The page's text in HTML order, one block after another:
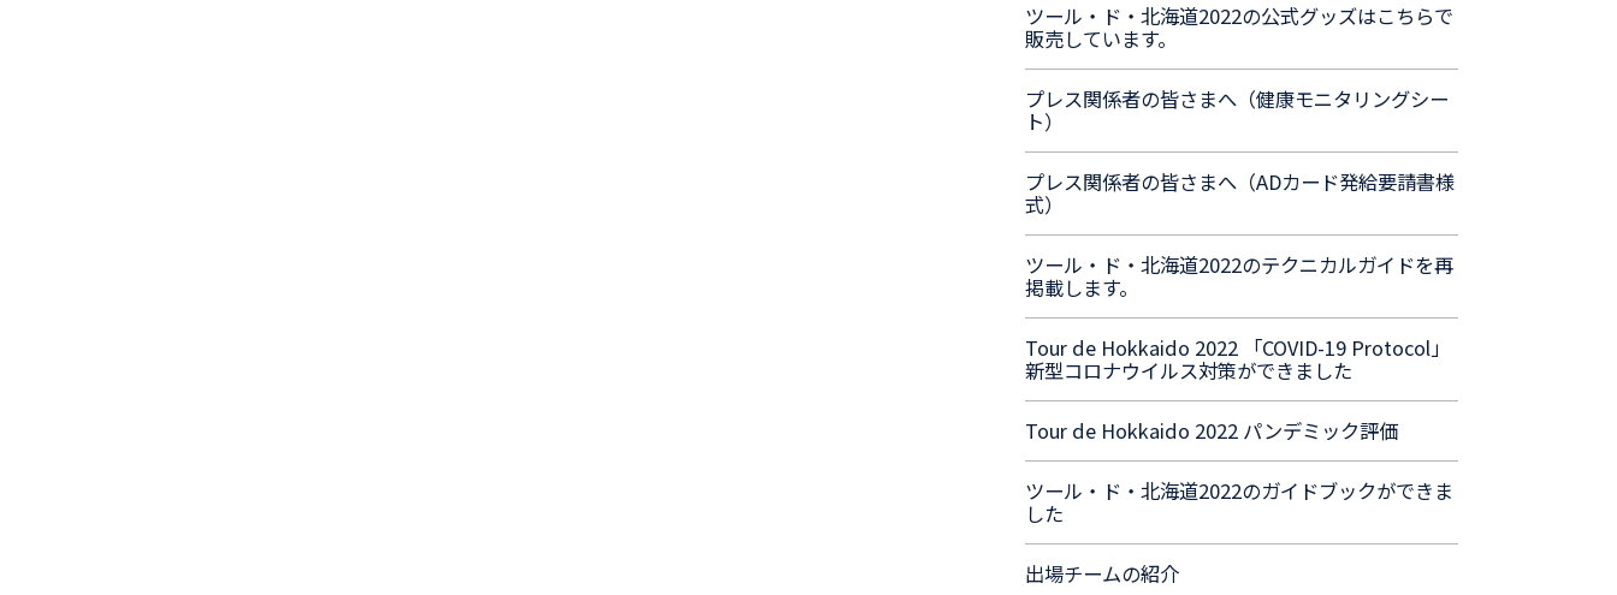
ツール・ド・北海道2022の公式グッズはこちらで
販売しています。
プレス関係者の皆さまへ（健康モニタリングシー
ト）
プレス関係者の皆さまへ（ADカード発給要請書様
式）
ツール・ド・北海道2022のテクニカルガイドを再
掲載します。
Tour de Hokkaido 2022 「COVID-19 Protocol」
新型コロナウイルス対策ができました
Tour de Hokkaido 2022 パンデミック評価
ツール・ド・北海道2022のガイドブックができま
した
出場チームの紹介